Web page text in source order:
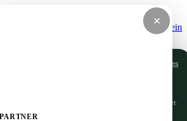
Nur notwendige Cookies
da ein paar Cookies
wir Google Analytics, um zu sehen, was hier
was wir noch besser machen können. Nichts
Cannabis
Anbauverein
✕
PARTNER